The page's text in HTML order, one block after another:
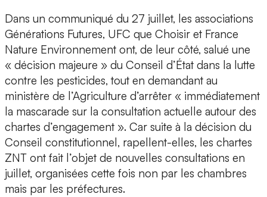
Dans un communiqué du 27 juillet, les associations
Générations Futures, UFC que Choisir et France
Nature Environnement ont, de leur côté, salué une
« décision majeure » du Conseil d’État dans la lutte
contre les pesticides, tout en demandant au
ministère de l’Agriculture d’arrêter « immédiatement
la mascarade sur la consultation actuelle autour des
chartes d’engagement ». Car suite à la décision du
Conseil constitutionnel, rapellent-elles, les chartes
ZNT ont fait l’objet de nouvelles consultations en
juillet, organisées cette fois non par les chambres
mais par les préfectures.